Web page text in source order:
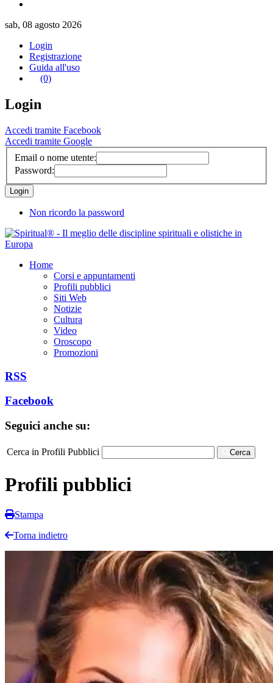
sab, 08 agosto 2026
Login
Registrazione
Guida all'uso
(0)
Login
Accedi tramite Facebook
Accedi tramite Google
Email o nome utente:
Password:
Non ricordo la password
Home
Corsi e appuntamenti
Profili pubblici
Siti Web
Notizie
Cultura
Video
Oroscopo
Promozioni
RSS
Facebook
Seguici anche su:
Cerca in Profili Pubblici Cerca
Profili pubblici
Stampa
Torna indietro